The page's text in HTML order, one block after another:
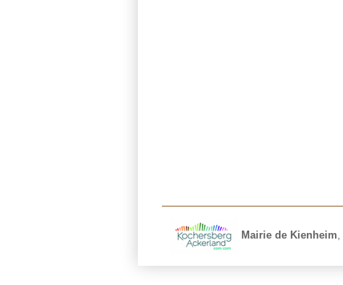
Mairie de Kienheim,